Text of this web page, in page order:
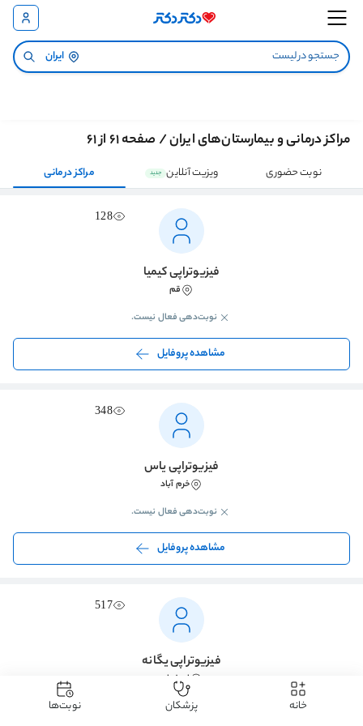
ایران
مراکز درمانی و بیمارستان‌های ایران / صفحه 61 از 61
نوبت حضوری ویزیت آنلاین جدید مراکز درمانی
128
فیزیوتراپی کیمیا
قم
نوبت‌دهی فعال نیست.
مشاهده پروفایل
348
فیزیوتراپی یاس
خرم آباد
نوبت‌دهی فعال نیست.
مشاهده پروفایل
517
فیزیوتراپی یگانه
اصفهان
نوبت‌دهی فعال نیست.
خانه پزشکان نوبت‌ها